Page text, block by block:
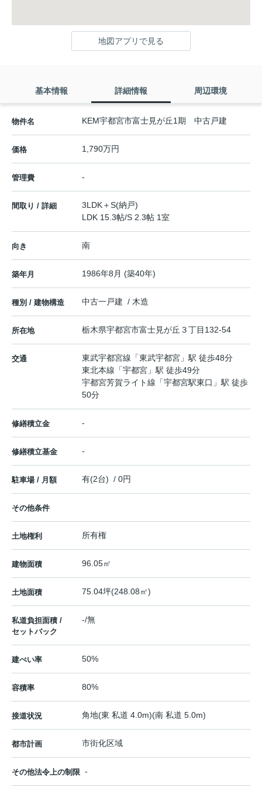
地図アプリで見る
基本情報 詳細情報 周辺環境
物件名 KEM宇都宮市富士見が丘1期 中古戸建
価格 1,790万円
管理費 -
間取り / 詳細
3LDK＋S(納戸)
LDK 15.3帖/S 2.3帖 1室
向き 南
築年月 1986年8月 (築40年)
種別 / 建物構造 中古一戸建 / 木造
所在地 栃木県宇都宮市富士見が丘 ３丁目132-54
交通 東武宇都宮線 「東武宇都宮 」駅 徒歩48分
東北本線 「宇都宮 」駅 徒歩49分
宇都宮芳賀ライト線 「宇都宮駅東口 」駅 徒歩
50分
修繕積立金 -
修繕積立基金 -
駐車場 / 月額 有(2台) / 0円
その他条件
土地権利 所有権
建物面積 96.05㎡
土地面積 75.04坪(248.08㎡)
私道負担面積 /
セットバック
-/無
建ぺい率 50%
容積率 80%
接道状況 角地(東 私道 4.0m)(南 私道 5.0m)
都市計画 市街化区域
その他法令上の制限 -